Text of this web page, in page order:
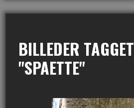
BILLEDER TAGGET
"SPAETTE"